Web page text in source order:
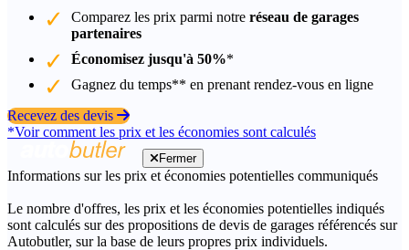
Comparez les prix parmi notre réseau de garages
partenaires
Économisez jusqu'à 50%*
Gagnez du temps** en prenant rendez-vous en ligne
Recevez des devis
*Voir comment les prix et les économies sont calculés
Fermer
Informations sur les prix et économies potentielles communiqués
Le nombre d'offres, les prix et les économies potentielles indiqués
sont calculés sur des propositions de devis de garages référencés sur
Autobutler, sur la base de leurs propres prix individuels.